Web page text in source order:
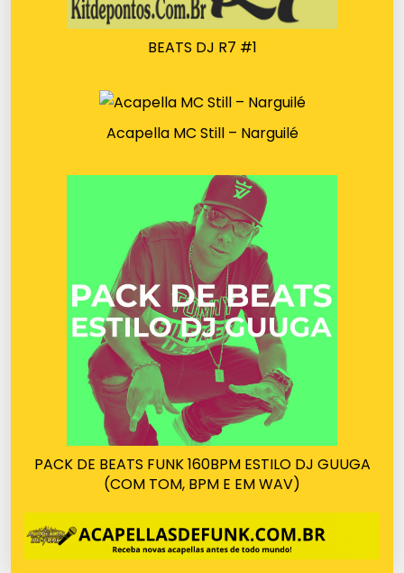
BEATS DJ R7 #1
Acapella MC Still – Narguilé
PACK DE BEATS FUNK 160BPM ESTILO DJ GUUGA
(COM TOM, BPM E EM WAV)